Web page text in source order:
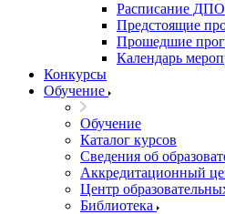
Расписание ДПО
Предстоящие
Прошедшие
Календарь
Конкурсы
Обучение
Обучение
Каталог курсов
Сведения об
Аккредитационный
Центр
Библиотека